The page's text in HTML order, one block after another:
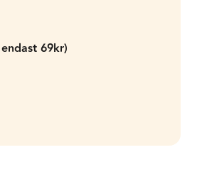
69kr)